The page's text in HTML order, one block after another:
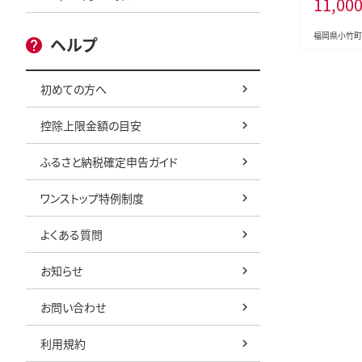
ヘルプ
初めての方へ
控除上限金額の目安
ふるさと納税確定申告ガイド
ワンストップ特例制度
よくある質問
お知らせ
お問い合わせ
利用規約
町 お食
福岡県小竹町